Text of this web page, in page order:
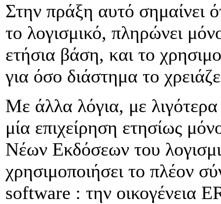
Στην πράξη αυτό σημαίνει
το λογισμικό, πληρώνει
ετήσια βάση, και το
για όσο διάστημα το
Με άλλα λόγια, με
μία επιχείρηση ετησίως
Νέων Εκδόσεων του
χρησιμοποιήσει το πλέον
software : την οικογένεια